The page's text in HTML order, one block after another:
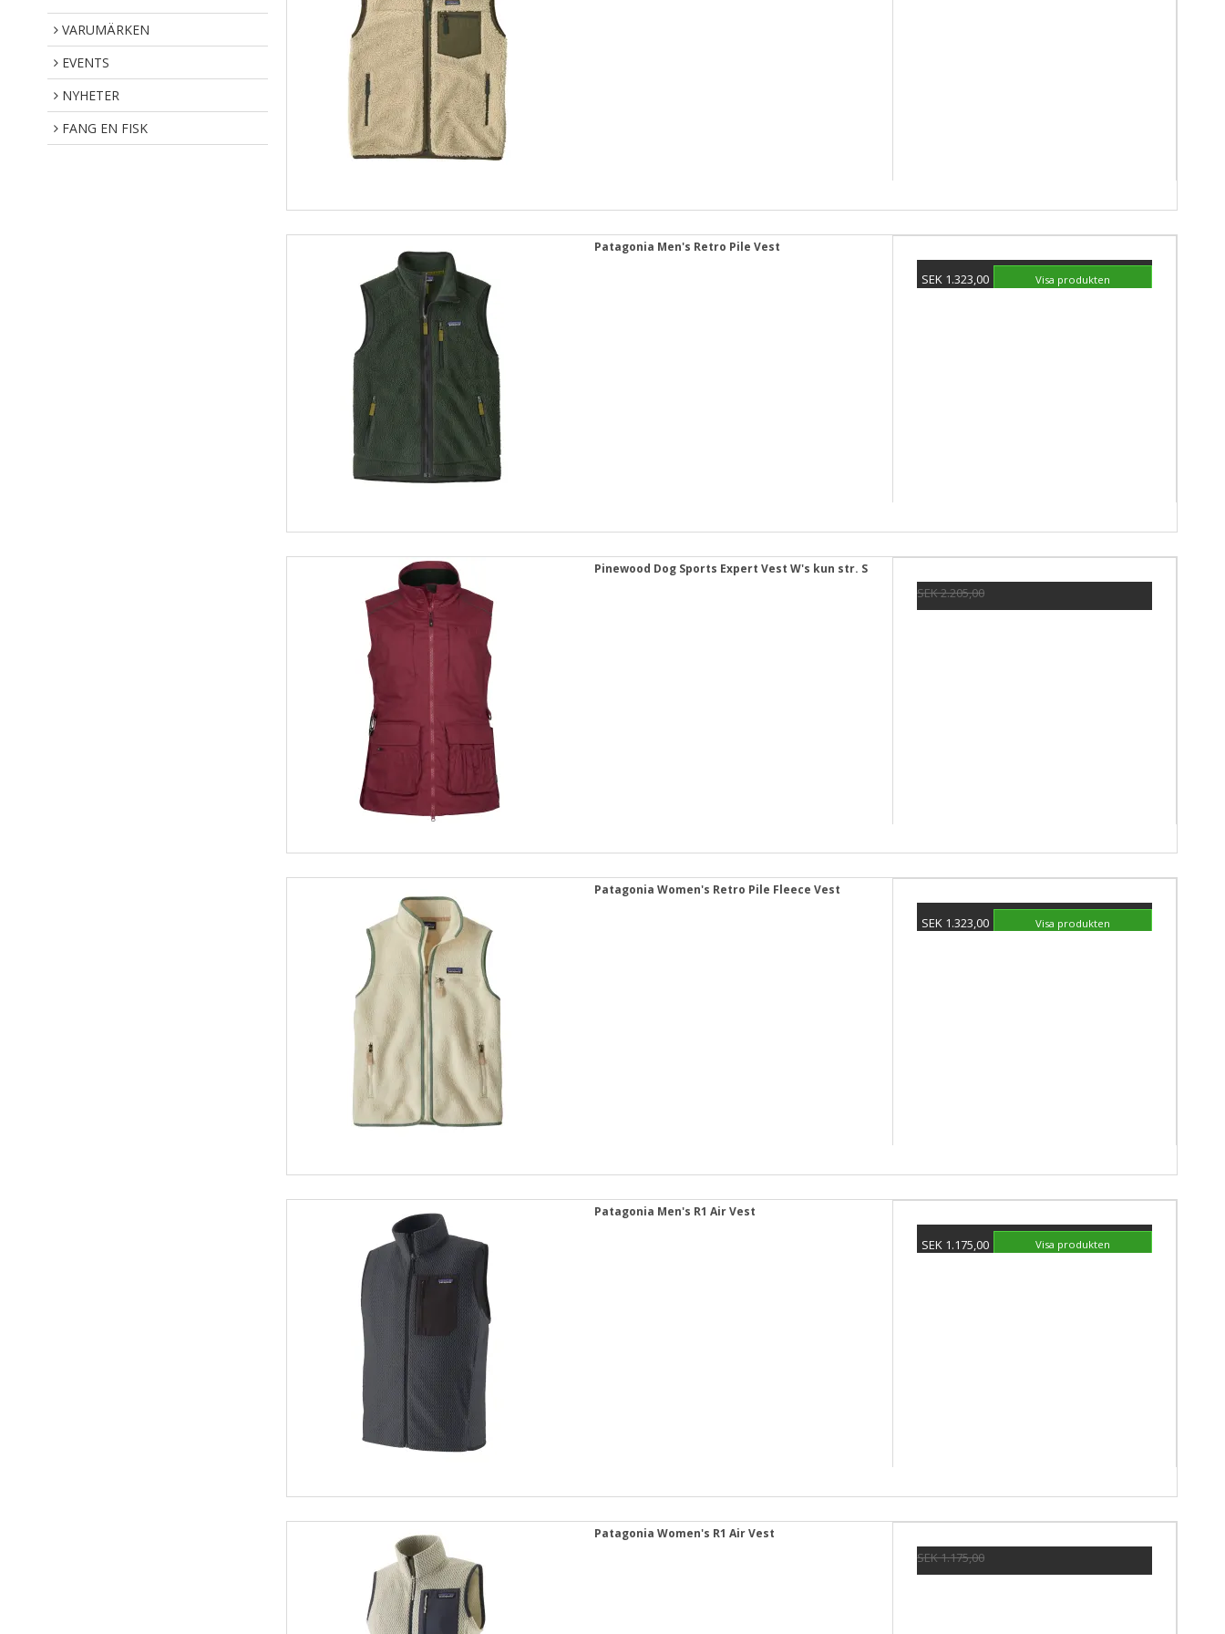
VARUMÄRKEN
EVENTS
NYHETER
FANG EN FISK
Patagonia Men's Retro Pile Vest
SEK 1.323,00 Visa produkten
Pinewood Dog Sports Expert Vest W's kun str. S
SEK 2.205,00
Patagonia Women's Retro Pile Fleece Vest
SEK 1.323,00 Visa produkten
Patagonia Men's R1 Air Vest
SEK 1.175,00 Visa produkten
Patagonia Women's R1 Air Vest
SEK 1.175,00